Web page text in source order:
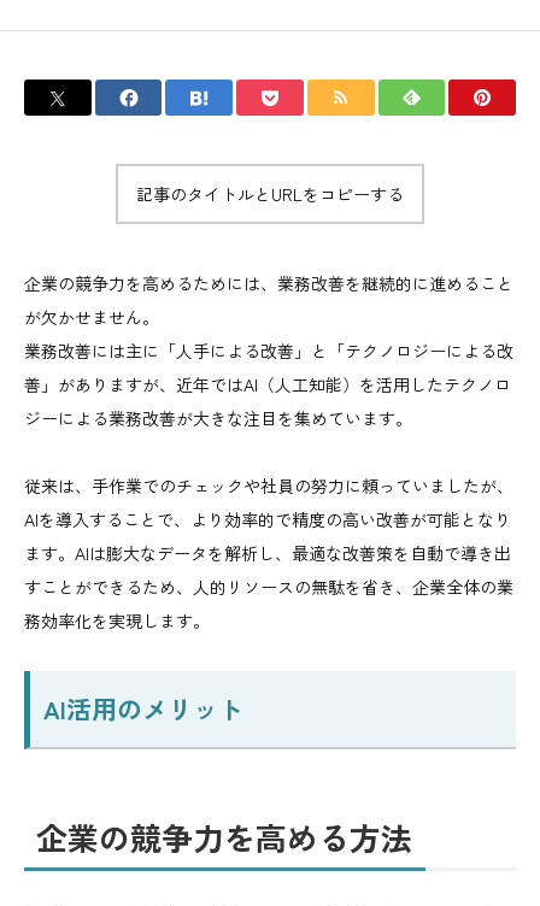
中卒・若年女性向けの就職支援サービス
ハタコレmens
RECRUIT
BLOG
情報を武器に、未来を切り拓く
CONTACT
お問い合わせ・お申込みフォーム
記事のタイトルとURLをコピーする
企業の競争力を高めるためには、業務改善を継続的に進めること
が欠かせません。
業務改善には主に「人手による改善」と「テクノロジーによる改
善」がありますが、近年ではAI（人工知能）を活用したテクノロ
ジーによる業務改善が大きな注目を集めています。
従来は、手作業でのチェックや社員の努力に頼っていましたが、
AIを導入することで、より効率的で精度の高い改善が可能となり
ます。AIは膨大なデータを解析し、最適な改善策を自動で導き出
すことができるため、人的リソースの無駄を省き、企業全体の業
務効率化を実現します。
AI活用のメリット
企業の競争力を高める方法